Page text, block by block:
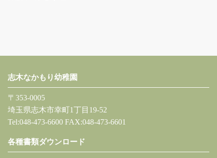
志木なかもり幼稚園
〒353-0005
埼玉県志木市幸町1丁目19-52
Tel:048-473-6600 FAX:048-473-6601
各種書類ダウンロード